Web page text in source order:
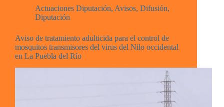
Actuaciones Diputación, Avisos, Difusión,
Diputación
Aviso de tratamiento adulticida para el control de
mosquitos transmisores del virus del Nilo occidental
en La Puebla del Río